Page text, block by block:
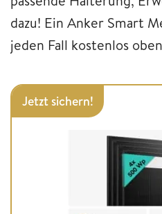
dazu! Ein Anker Smart
jeden Fall kostenlos
Jetzt sichern!